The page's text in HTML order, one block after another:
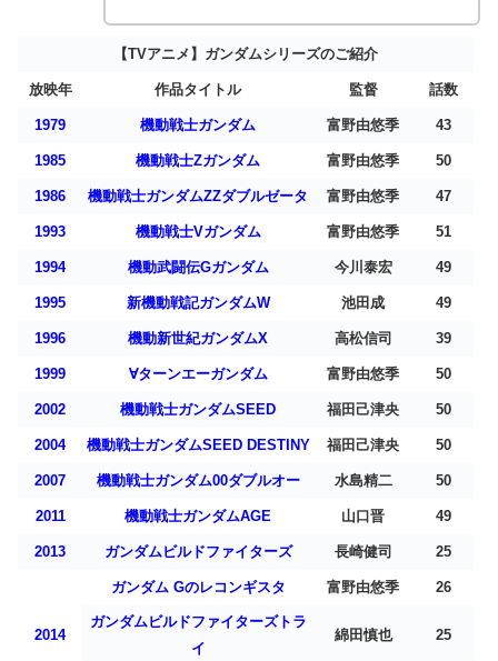
【TVアニメ】ガンダムシリーズのご紹介
放映年 作品タイトル 監督 話数
1979 機動戦士ガンダム 富野由悠季 43
1985 機動戦士Ζガンダム 富野由悠季 50
1986 機動戦士ガンダムΖΖダブルゼータ 富野由悠季 47
1993 機動戦士Vガンダム 富野由悠季 51
1994 機動武闘伝Gガンダム 今川泰宏 49
1995 新機動戦記ガンダムW 池田成 49
1996 機動新世紀ガンダムX 高松信司 39
1999 ∀ターンエーガンダム 富野由悠季 50
2002 機動戦士ガンダムSEED 福田己津央 50
2004 機動戦士ガンダムSEED DESTINY 福田己津央 50
2007 機動戦士ガンダム00ダブルオー 水島精二 50
2011 機動戦士ガンダムAGE 山口晋 49
2013 ガンダムビルドファイターズ 長崎健司 25
2014
ガンダム Gのレコンギスタ 富野由悠季 26
ガンダムビルドファイターズトラ
イ
綿田慎也 25